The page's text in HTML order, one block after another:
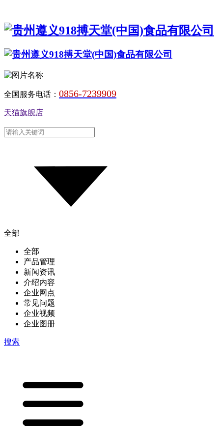
全国服务电话： 0856-7239909
天猫旗舰店
全部
全部
产品管理
新闻资讯
介绍内容
企业网点
常见问题
企业视频
企业图册
搜索